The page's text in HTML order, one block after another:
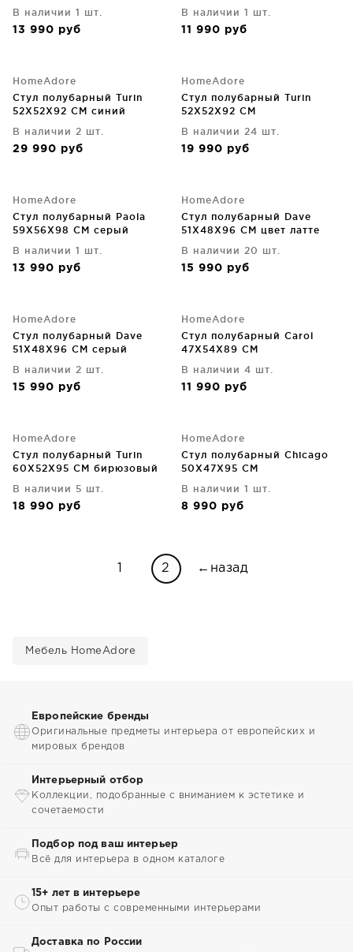
В наличии 1 шт.
13 990 руб
В наличии 1 шт.
11 990 руб
HomeAdore
Стул полубарный Turin
52X52X92 CM синий
В наличии 2 шт.
29 990 руб
HomeAdore
Стул полубарный Turin
52X52X92 CM
В наличии 24 шт.
19 990 руб
HomeAdore
Стул полубарный Paola
59X56X98 CM серый
В наличии 1 шт.
13 990 руб
HomeAdore
Стул полубарный Dave
51X48X96 CM цвет латте
В наличии 20 шт.
15 990 руб
HomeAdore
Стул полубарный Dave
51X48X96 CM серый
В наличии 2 шт.
15 990 руб
HomeAdore
Стул полубарный Carol
47X54X89 CM
В наличии 4 шт.
11 990 руб
HomeAdore
Стул полубарный Turin
60X52X95 CM бирюзовый
В наличии 5 шт.
18 990 руб
HomeAdore
Стул полубарный Chicago
50X47X95 CM
В наличии 1 шт.
8 990 руб
2 ←назад
Мебель HomeAdore
Европейские бренды
Оригинальные предметы интерьера от европейских и
мировых брендов
Интерьерный отбор
Коллекции, подобранные с вниманием к эстетике и
сочетаемости
Подбор под ваш интерьер
Всё для интерьера в одном каталоге
15+ лет в интерьере
Опыт работы с современными интерьерами
Доставка по России